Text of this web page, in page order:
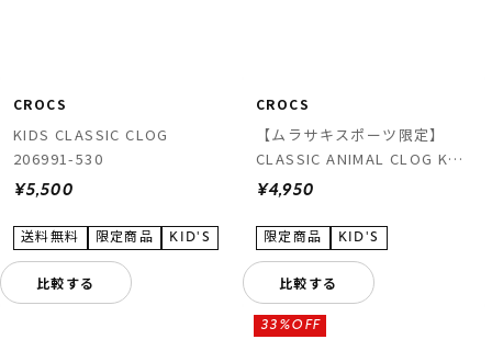
CROCS
KIDS CLASSIC CLOG
206991-530
¥5,500
比較する
CROCS
【ムラサキスポーツ限定】
CLASSIC ANIMAL CLOG K
211881-2LD
¥4,950
比較する
33%OFF